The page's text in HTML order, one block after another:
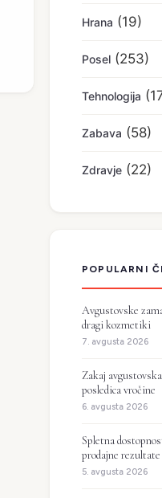
Hrana (19)
Posel (253)
Tehnologija
Zabava (58)
Zdravje (22)
POPULARNI
Avgustovske
dragi kozmetiki
7. avgusta 2026
Zakaj
posledica vročine
6. avgusta 2026
Spletna
prodajne rezultate
5. avgusta 2026